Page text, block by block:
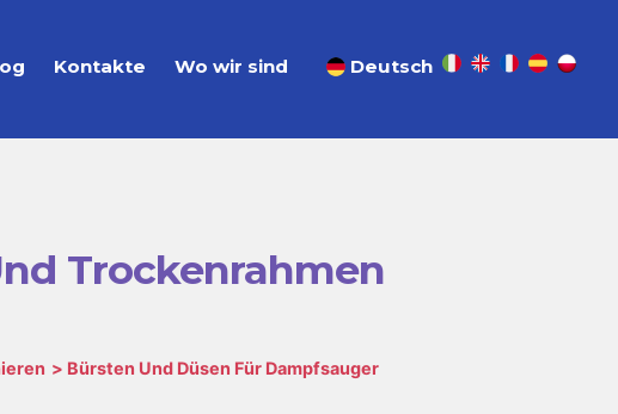
Kontakte Wo wir sind Deutsch
Trockenrahmen
Bürsten Und Düsen Für Dampfsauger